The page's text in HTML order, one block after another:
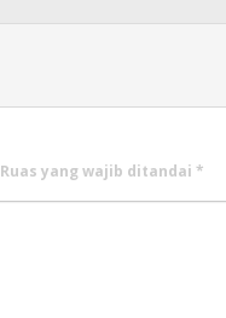
Ruas yang wajib ditandai *